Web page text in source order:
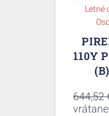
Letné
110Y
644,52